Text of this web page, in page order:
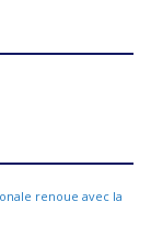
renoue avec la